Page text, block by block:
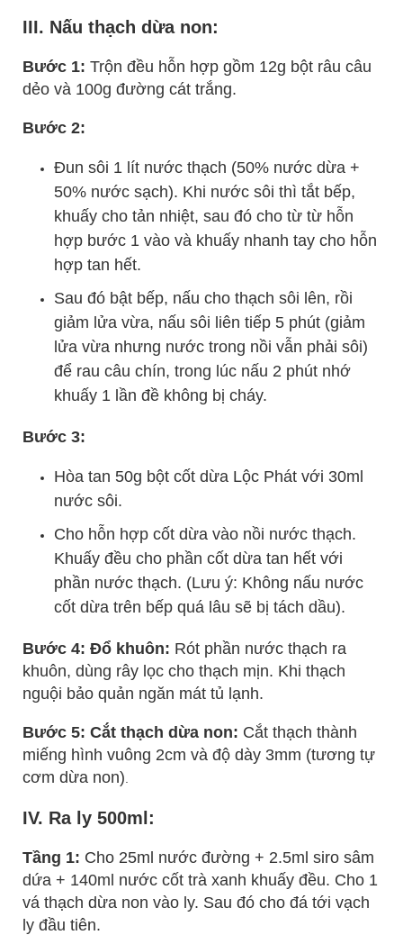
III. Nấu thạch dừa non:
Bước 1: Trộn đều hỗn hợp gồm 12g bột râu câu
dẻo và 100g đường cát trắng.
Bước 2:
Đun sôi 1 lít nước thạch (50% nước dừa +
50% nước sạch). Khi nước sôi thì tắt bếp,
khuấy cho tản nhiệt, sau đó cho từ từ hỗn
hợp bước 1 vào và khuấy nhanh tay cho hỗn
hợp tan hết.
Sau đó bật bếp, nấu cho thạch sôi lên, rồi
giảm lửa vừa, nấu sôi liên tiếp 5 phút (giảm
lửa vừa nhưng nước trong nồi vẫn phải sôi)
để rau câu chín, trong lúc nấu 2 phút nhớ
khuấy 1 lần đề không bị cháy.
Bước 3:
Hòa tan 50g bột cốt dừa Lộc Phát với 30ml
nước sôi.
Cho hỗn hợp cốt dừa vào nồi nước thạch.
Khuấy đều cho phần cốt dừa tan hết với
phần nước thạch. (Lưu ý: Không nấu nước
cốt dừa trên bếp quá lâu sẽ bị tách dầu).
Bước 4: Đổ khuôn: Rót phần nước thạch ra
khuôn, dùng rây lọc cho thạch mịn. Khi thạch
nguội bảo quản ngăn mát tủ lạnh.
Bước 5: Cắt thạch dừa non: Cắt thạch thành
miếng hình vuông 2cm và độ dày 3mm (tương tự
cơm dừa non).
IV. Ra ly 500ml:
Tầng 1: Cho 25ml nước đường + 2.5ml siro sâm
dứa + 140ml nước cốt trà xanh khuấy đều. Cho 1
vá thạch dừa non vào ly. Sau đó cho đá tới vạch
ly đầu tiên.